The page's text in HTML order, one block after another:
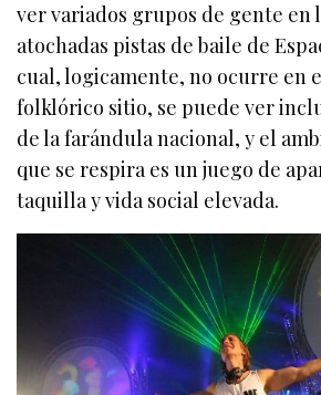
ver variados grupos de gente en
atochadas pistas de baile de
cual, logicamente, no ocurre en
folklórico sitio, se puede ver
de la farándula nacional, y el
que se respira es un juego de
taquilla y vida social elevada.